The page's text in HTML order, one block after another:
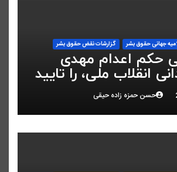
جهانی حقوق بشر گزارشات نقض حقوق بشر
حکم اعدام مهدی
انقلاب ملی، را تایید
حسن حمزه زاده حیقی